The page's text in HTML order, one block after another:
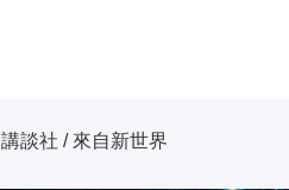
講談社 / 來自新世界